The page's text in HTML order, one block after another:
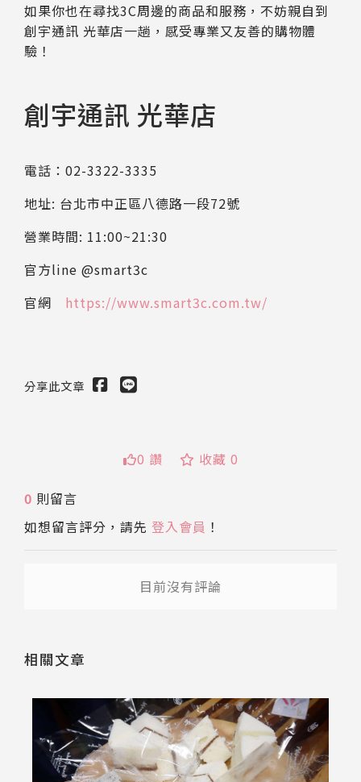
如果你也在尋找3C周邊的商品和服務，不妨親自到
創宇通訊 光華店一趟，感受專業又友善的購物體
驗！
創宇通訊 光華店
電話：02-3322-3335
地址: 台北市中正區八德路一段72號
營業時間: 11:00~21:30
官方line @smart3c
官網 https://www.smart3c.com.tw/
分享此文章
0 讚 收藏 0
0 則留言
如想留言評分，請先 登入會員 ！
目前沒有評論
相關文章